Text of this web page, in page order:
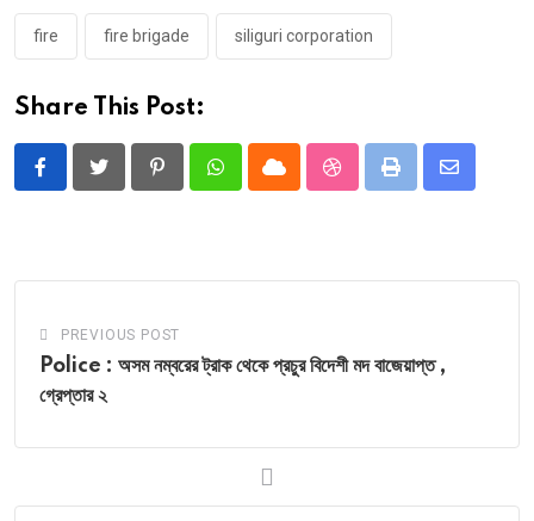
fire fire brigade siliguri corporation
Share This Post:
PinterestWhatsappCloud StumbleUpon
Print
Share
PREVIOUS POST
Police : অসম নম্বরের ট্রাক থেকে প্রচুর বিদেশী মদ বাজেয়াপ্ত ,
গ্রেপ্তার ২